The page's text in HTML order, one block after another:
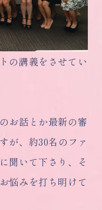
の講義をさせてい
お話とか最新の審
が、約30名のファ
聞いて下さり、そ
悩みを打ち明けて